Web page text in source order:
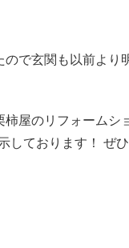
で玄関も以前より
屋のリフォームシ
しております！ ぜ